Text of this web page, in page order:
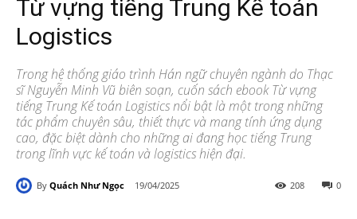
Từ vựng tiếng Trung Kế toán
Logistics
Trong hệ thống giáo trình Hán ngữ chuyên ngành do Thạc
sĩ Nguyễn Minh Vũ biên soạn, cuốn sách ebook Từ vựng
tiếng Trung Kế toán Logistics nổi bật là một trong những
tác phẩm chuyên sâu, thiết thực và mang tính ứng dụng
cao, đặc biệt dành cho những ai đang học tiếng Trung
trong lĩnh vực kế toán và logistics hiện đại.
By Quách Như Ngọc 19/04/2025 0
208